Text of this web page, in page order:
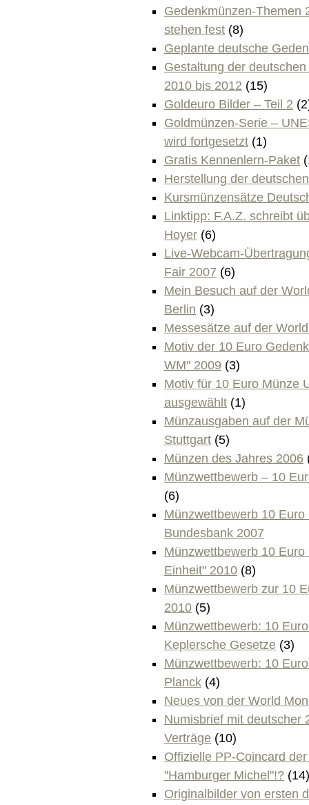
Gedenkmünzen-Themen
stehen fest (8)
Geplante deutsche
Gestaltung der
2010 bis 2012 (15)
Goldeuro Bilder – Teil 2
Goldmünzen-Serie –
wird fortgesetzt (1)
Gratis Kennenlern-Paket
Herstellung der
Kursmünzensätze
Linktipp: F.A.Z. schreibt
Hoyer (6)
Live-Webcam-
Fair 2007 (6)
Mein Besuch auf der
Berlin (3)
Messesätze auf der
Motiv der 10 Euro
WM" 2009 (3)
Motiv für 10 Euro Münze
ausgewählt (1)
Münzausgaben auf der
Stuttgart (5)
Münzen des Jahres 2006
Münzwettbewerb – 10
(6)
Münzwettbewerb 10
Bundesbank 2007
Münzwettbewerb 10
Einheit" 2010 (8)
Münzwettbewerb zur 10
2010 (5)
Münzwettbewerb: 10
Keplersche Gesetze (3)
Münzwettbewerb: 10
Planck (4)
Neues von der World
Numisbrief mit deutscher
Verträge (10)
Offizielle PP-Coincard
"Hamburger Michel"!? (14)
Originalbilder von ersten